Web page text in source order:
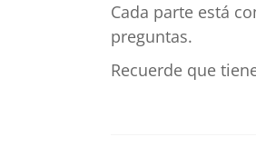
Cada parte está
preguntas.
Recuerde que